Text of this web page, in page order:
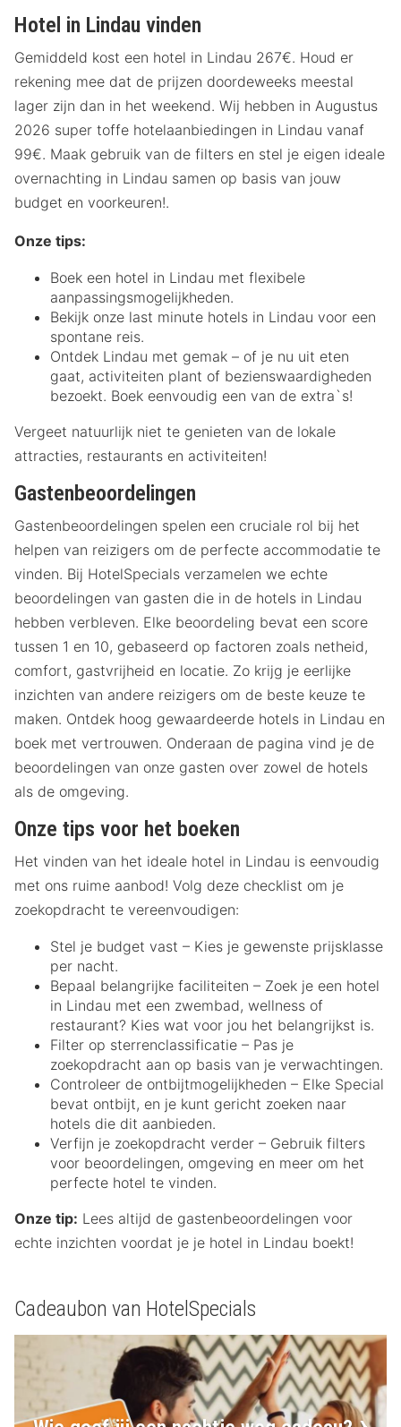
Hotel in Lindau vinden
Gemiddeld kost een hotel in Lindau 267€. Houd er
rekening mee dat de prijzen doordeweeks meestal
lager zijn dan in het weekend. Wij hebben in Augustus
2026 super toffe hotelaanbiedingen in Lindau vanaf
99€. Maak gebruik van de filters en stel je eigen ideale
overnachting in Lindau samen op basis van jouw
budget en voorkeuren!.
Onze tips:
Boek een hotel in Lindau met flexibele
aanpassingsmogelijkheden.
Bekijk onze last minute hotels in Lindau voor een
spontane reis.
Ontdek Lindau met gemak – of je nu uit eten
gaat, activiteiten plant of bezienswaardigheden
bezoekt. Boek eenvoudig een van de extra`s!
Vergeet natuurlijk niet te genieten van de lokale
attracties, restaurants en activiteiten!
Gastenbeoordelingen
Gastenbeoordelingen spelen een cruciale rol bij het
helpen van reizigers om de perfecte accommodatie te
vinden. Bij HotelSpecials verzamelen we echte
beoordelingen van gasten die in de hotels in Lindau
hebben verbleven. Elke beoordeling bevat een score
tussen 1 en 10, gebaseerd op factoren zoals netheid,
comfort, gastvrijheid en locatie. Zo krijg je eerlijke
inzichten van andere reizigers om de beste keuze te
maken. Ontdek hoog gewaardeerde hotels in Lindau en
boek met vertrouwen. Onderaan de pagina vind je de
beoordelingen van onze gasten over zowel de hotels
als de omgeving.
Onze tips voor het boeken
Het vinden van het ideale hotel in Lindau is eenvoudig
met ons ruime aanbod! Volg deze checklist om je
zoekopdracht te vereenvoudigen:
Stel je budget vast – Kies je gewenste prijsklasse
per nacht.
Bepaal belangrijke faciliteiten – Zoek je een hotel
in Lindau met een zwembad, wellness of
restaurant? Kies wat voor jou het belangrijkst is.
Filter op sterrenclassificatie – Pas je
zoekopdracht aan op basis van je verwachtingen.
Controleer de ontbijtmogelijkheden – Elke Special
bevat ontbijt, en je kunt gericht zoeken naar
hotels die dit aanbieden.
Verfijn je zoekopdracht verder – Gebruik filters
voor beoordelingen, omgeving en meer om het
perfecte hotel te vinden.
Onze tip: Lees altijd de gastenbeoordelingen voor
echte inzichten voordat je je hotel in Lindau boekt!
Cadeaubon van HotelSpecials